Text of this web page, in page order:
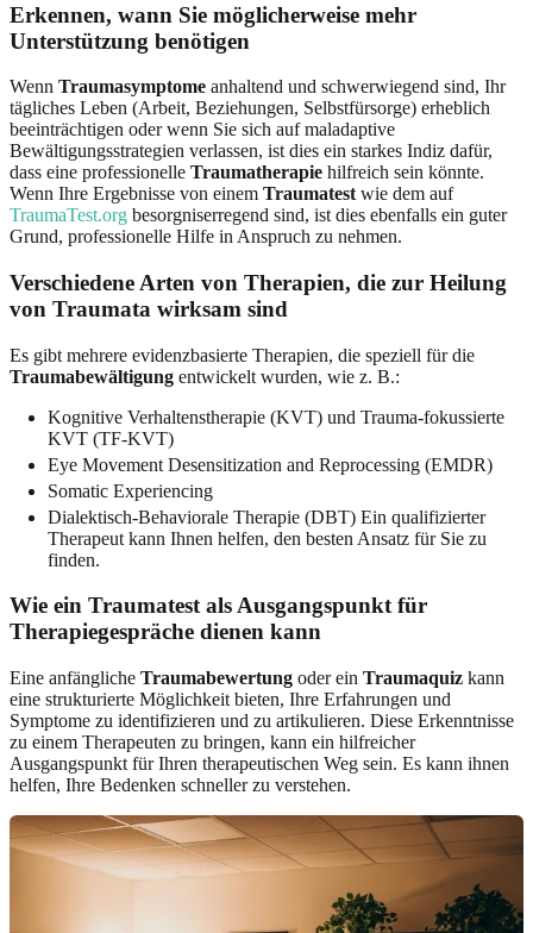
Erkennen, wann Sie möglicherweise mehr
Unterstützung benötigen
Wenn Traumasymptome anhaltend und schwerwiegend sind, Ihr
tägliches Leben (Arbeit, Beziehungen, Selbstfürsorge) erheblich
beeinträchtigen oder wenn Sie sich auf maladaptive
Bewältigungsstrategien verlassen, ist dies ein starkes Indiz dafür,
dass eine professionelle Traumatherapie hilfreich sein könnte.
Wenn Ihre Ergebnisse von einem Traumatest wie dem auf
TraumaTest.org besorgniserregend sind, ist dies ebenfalls ein guter
Grund, professionelle Hilfe in Anspruch zu nehmen.
Verschiedene Arten von Therapien, die zur Heilung
von Traumata wirksam sind
Es gibt mehrere evidenzbasierte Therapien, die speziell für die
Traumabewältigung entwickelt wurden, wie z. B.:
Kognitive Verhaltenstherapie (KVT) und Trauma-fokussierte
KVT (TF-KVT)
Eye Movement Desensitization and Reprocessing (EMDR)
Somatic Experiencing
Dialektisch-Behaviorale Therapie (DBT) Ein qualifizierter
Therapeut kann Ihnen helfen, den besten Ansatz für Sie zu
finden.
Wie ein Traumatest als Ausgangspunkt für
Therapiegespräche dienen kann
Eine anfängliche Traumabewertung oder ein Traumaquiz kann
eine strukturierte Möglichkeit bieten, Ihre Erfahrungen und
Symptome zu identifizieren und zu artikulieren. Diese Erkenntnisse
zu einem Therapeuten zu bringen, kann ein hilfreicher
Ausgangspunkt für Ihren therapeutischen Weg sein. Es kann ihnen
helfen, Ihre Bedenken schneller zu verstehen.